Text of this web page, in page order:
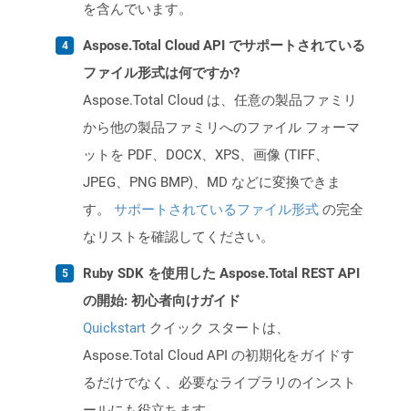
を含んでいます。
Aspose.Total Cloud API でサポートされている
ファイル形式は何ですか?
Aspose.Total Cloud は、任意の製品ファミリ
から他の製品ファミリへのファイル フォーマ
ットを PDF、DOCX、XPS、画像 (TIFF、
JPEG、PNG BMP)、MD などに変換できま
す。 サポートされているファイル形式 の完全
なリストを確認してください。
Ruby SDK を使用した Aspose.Total REST API
の開始: 初心者向けガイド
Quickstart クイック スタートは、
Aspose.Total Cloud API の初期化をガイドす
るだけでなく、必要なライブラリのインスト